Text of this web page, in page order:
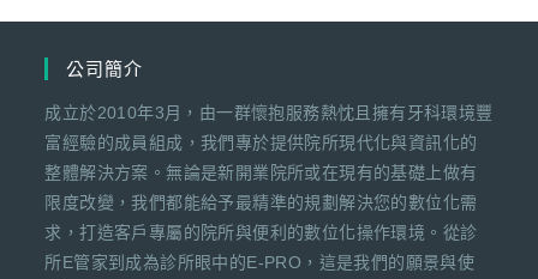
公司簡介
成立於2010年3月，由一群懷抱服務熱忱且擁有牙科環境豐
富經驗的成員組成，我們專於提供院所現代化與資訊化的
整體解決方案。無論是新開業院所或在現有的基礎上做有
限度改變，我們都能給予最精準的規劃解決您的數位化需
求，打造客戶專屬的院所與便利的數位化操作環境。從診
所E管家到成為診所眼中的E-PRO，這是我們的願景與使